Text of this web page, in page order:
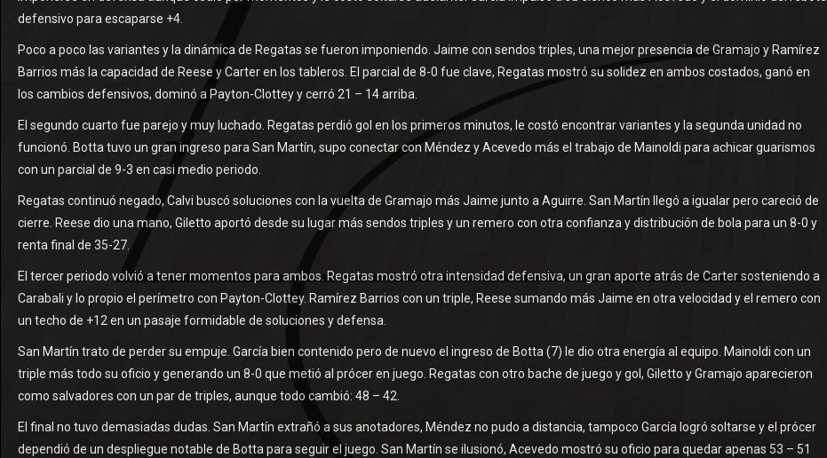
defensivo para escaparse +4.
Poco a poco las variantes y la dinámica de Regatas se fueron imponiendo. Jaime con sendos triples, una mejor presencia de Gramajo y Ramírez
Barrios más la capacidad de Reese y Carter en los tableros. El parcial de 8-0 fue clave, Regatas mostró su solidez en ambos costados, ganó en
los cambios defensivos, dominó a Payton-Clottey y cerró 21 – 14 arriba.
El segundo cuarto fue parejo y muy luchado. Regatas perdió gol en los primeros minutos, le costó encontrar variantes y la segunda unidad no
funcionó. Botta tuvo un gran ingreso para San Martín, supo conectar con Méndez y Acevedo más el trabajo de Mainoldi para achicar guarismos
con un parcial de 9-3 en casi medio periodo.
Regatas continuó negado, Calvi buscó soluciones con la vuelta de Gramajo más Jaime junto a Aguirre. San Martín llegó a igualar pero careció de
cierre. Reese dio una mano, Giletto aportó desde su lugar más sendos triples y un remero con otra confianza y distribución de bola para un 8-0 y
renta final de 35-27.
El tercer periodo volvió a tener momentos para ambos. Regatas mostró otra intensidad defensiva, un gran aporte atrás de Carter sosteniendo a
Carabali y lo propio el perímetro con Payton-Clottey. Ramírez Barrios con un triple, Reese sumando más Jaime en otra velocidad y el remero con
un techo de +12 en un pasaje formidable de soluciones y defensa.
San Martín trato de perder su empuje. García bien contenido pero de nuevo el ingreso de Botta (7) le dio otra energía al equipo. Mainoldi con un
triple más todo su oficio y generando un 8-0 que metió al prócer en juego. Regatas con otro bache de juego y gol, Giletto y Gramajo aparecieron
como salvadores con un par de triples, aunque todo cambió: 48 – 42.
El final no tuvo demasiadas dudas. San Martín extrañó a sus anotadores, Méndez no pudo a distancia, tampoco García logró soltarse y el prócer
dependió de un despliegue notable de Botta para seguir el juego. San Martín se ilusionó, Acevedo mostró su oficio para quedar apenas 53 – 51